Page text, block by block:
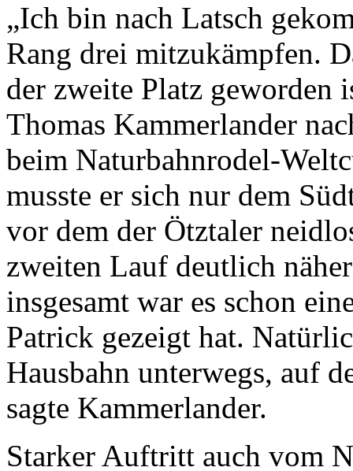
„Ich bin nach Latsch
Rang drei mitzukämpfen.
der zweite Platz geworden
Thomas Kammerlander
beim Naturbahnrodel-
musste er sich nur dem
vor dem der Ötztaler
zweiten Lauf deutlich
insgesamt war es schon
Patrick gezeigt hat.
Hausbahn unterwegs, auf
sagte Kammerlander.
Starker Auftritt auch vom